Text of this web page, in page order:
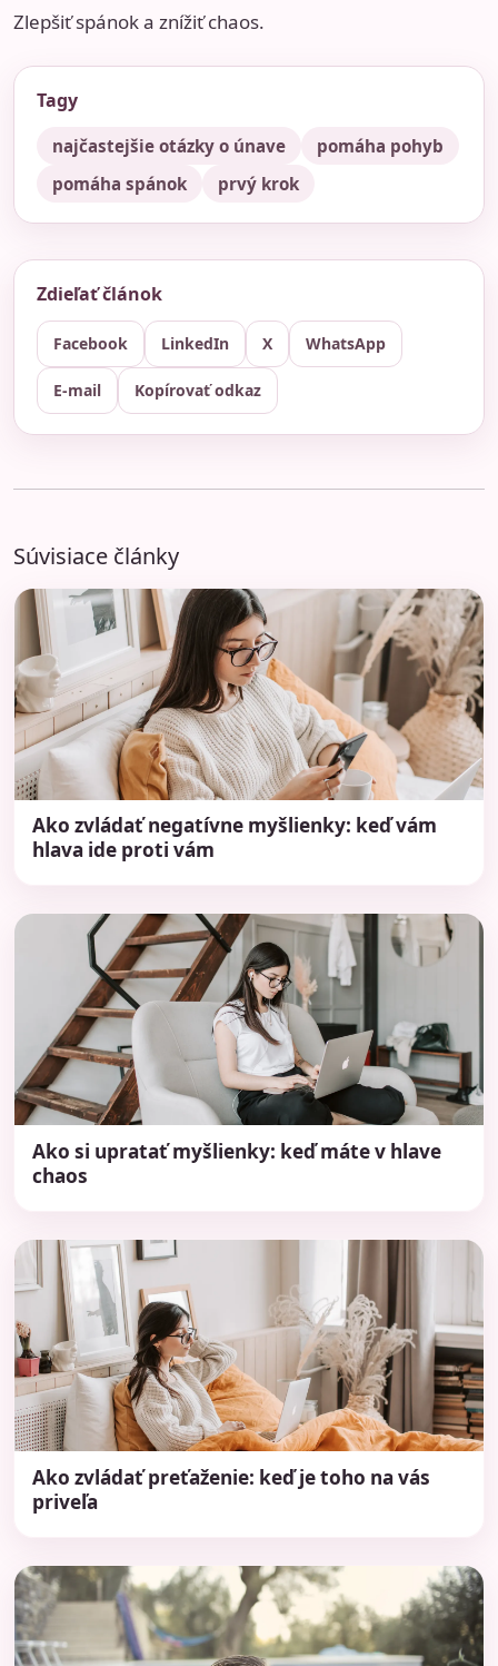
Zlepšiť spánok a znížiť chaos.
Tagy
najčastejšie otázky o únave
pomáha pohyb
pomáha spánok
prvý krok
Zdieľať článok
Facebook LinkedIn X WhatsApp
E-mail Kopírovať odkaz
Súvisiace články
Ako zvládať negatívne myšlienky: keď vám
hlava ide proti vám
Ako si upratať myšlienky: keď máte v hlave
chaos
Ako zvládať preťaženie: keď je toho na vás
priveľa